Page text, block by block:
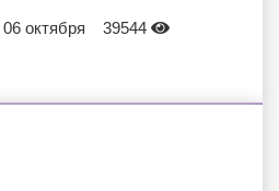
06 октября 39544